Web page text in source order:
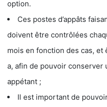
option.
Ces postes d’appâts
doivent être contrôlées
mois en fonction des cas,
a, afin de pouvoir conserver
appétant ;
Il est important de